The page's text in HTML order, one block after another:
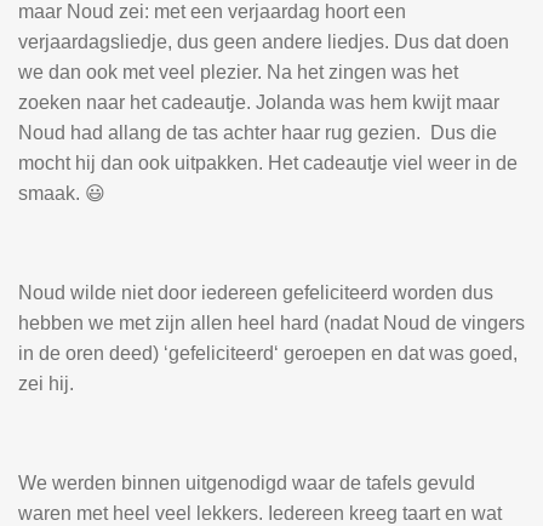
maar Noud zei: met een verjaardag hoort een
verjaardagsliedje, dus geen andere liedjes. Dus dat doen
we dan ook met veel plezier. Na het zingen was het
zoeken naar het cadeautje. Jolanda was hem kwijt maar
Noud had allang de tas achter haar rug gezien. Dus die
mocht hij dan ook uitpakken. Het cadeautje viel weer in de
smaak. 😃
Noud wilde niet door iedereen gefeliciteerd worden dus
hebben we met zijn allen heel hard (nadat Noud de vingers
in de oren deed) ‘gefeliciteerd‘ geroepen en dat was goed,
zei hij.
We werden binnen uitgenodigd waar de tafels gevuld
waren met heel veel lekkers. Iedereen kreeg taart en wat